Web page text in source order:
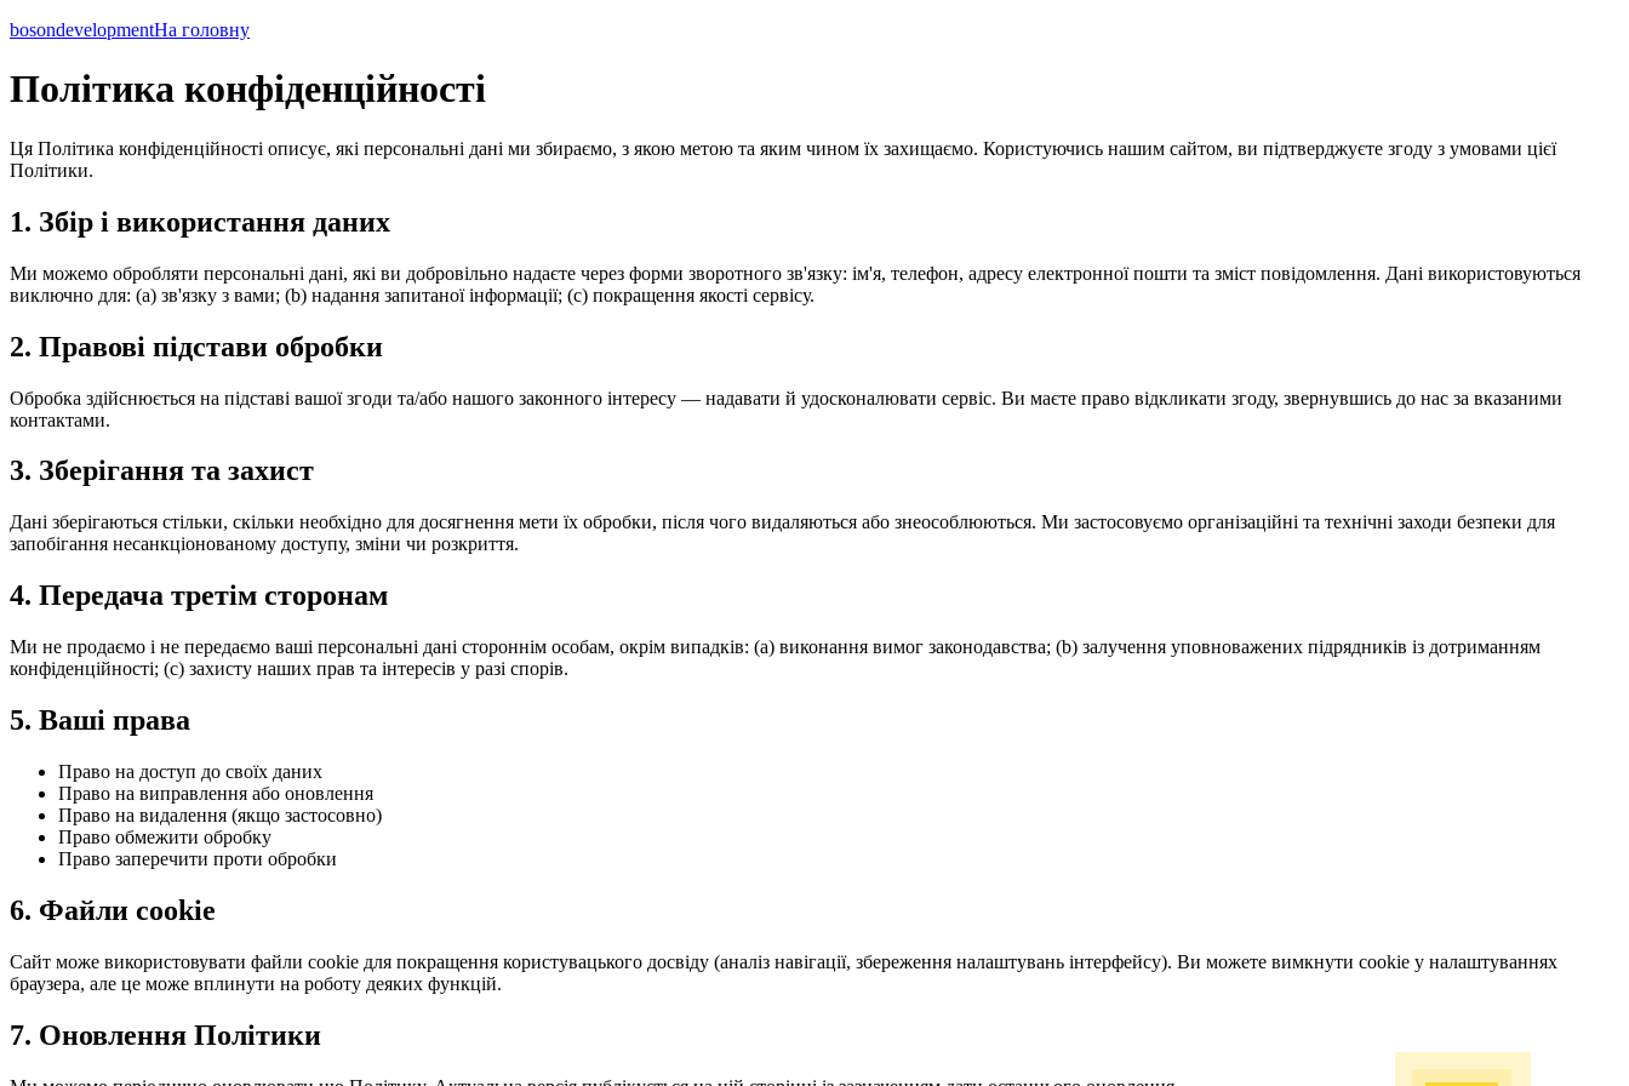
bosondevelopmentНа головну
Політика конфіденційності
Ця Політика конфіденційності описує, які персональні дані ми збираємо, з якою метою та яким чином їх захищаємо. Користуючись нашим сайтом, ви підтверджуєте згоду з умовами цієї
Політики.
1. Збір і використання даних
Ми можемо обробляти персональні дані, які ви добровільно надаєте через форми зворотного зв'язку: ім'я, телефон, адресу електронної пошти та зміст повідомлення. Дані використовуються
виключно для: (a) зв'язку з вами; (b) надання запитаної інформації; (c) покращення якості сервісу.
2. Правові підстави обробки
Обробка здійснюється на підставі вашої згоди та/або нашого законного інтересу — надавати й удосконалювати сервіс. Ви маєте право відкликати згоду, звернувшись до нас за вказаними
контактами.
3. Зберігання та захист
Дані зберігаються стільки, скільки необхідно для досягнення мети їх обробки, після чого видаляються або знеособлюються. Ми застосовуємо організаційні та технічні заходи безпеки для
запобігання несанкціонованому доступу, зміни чи розкриття.
4. Передача третім сторонам
Ми не продаємо і не передаємо ваші персональні дані стороннім особам, окрім випадків: (a) виконання вимог законодавства; (b) залучення уповноважених підрядників із дотриманням
конфіденційності; (c) захисту наших прав та інтересів у разі спорів.
5. Ваші права
Право на доступ до своїх даних
Право на виправлення або оновлення
Право на видалення (якщо застосовно)
Право обмежити обробку
Право заперечити проти обробки
6. Файли cookie
Сайт може використовувати файли cookie для покращення користувацького досвіду (аналіз навігації, збереження налаштувань інтерфейсу). Ви можете вимкнути cookie у налаштуваннях
браузера, але це може вплинути на роботу деяких функцій.
7. Оновлення Політики